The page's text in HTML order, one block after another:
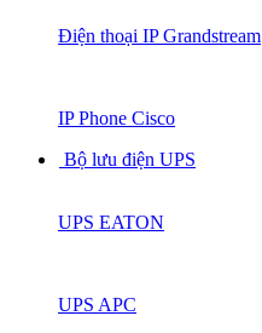
Điện thoại IP Grandstream
IP Phone Cisco
Bộ lưu điện UPS
UPS EATON
UPS APC